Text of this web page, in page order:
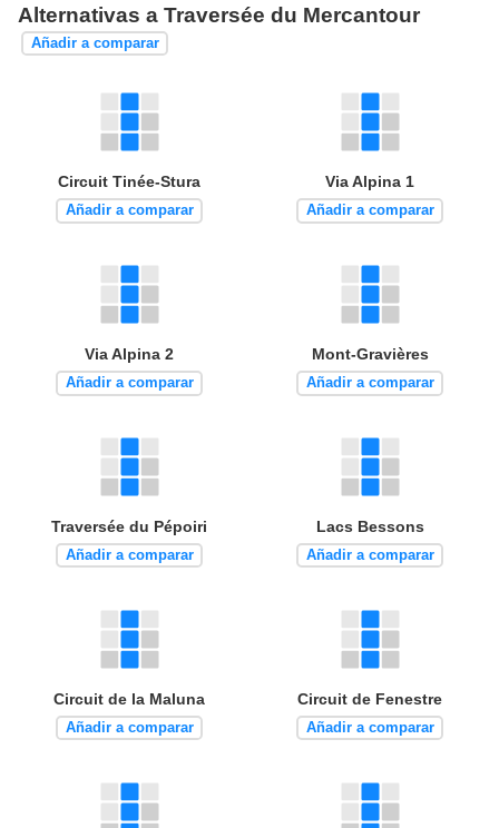
Alternativas a Traversée du Mercantour
Añadir a comparar
Circuit Tinée-Stura
Añadir a comparar
Via Alpina 1
Añadir a comparar
Via Alpina 2
Añadir a comparar
Mont-Gravières
Añadir a comparar
Traversée du Pépoiri
Añadir a comparar
Lacs Bessons
Añadir a comparar
Circuit de la Maluna
Añadir a comparar
Circuit de Fenestre
Añadir a comparar